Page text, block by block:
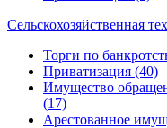
Сельскохозяйственная
Торги по
Приватизация (40)
Имущество
(17)
Арестованное